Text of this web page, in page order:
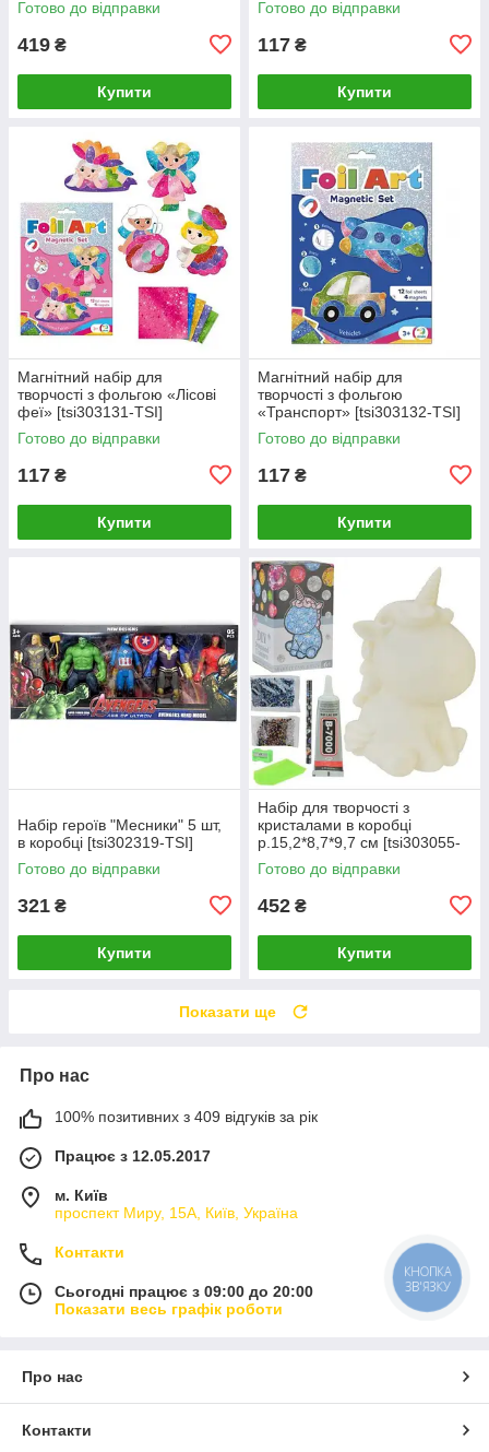
Готово до відправки
419 ₴
Купити
Готово до відправки
117 ₴
Купити
Магнітний набір для
творчості з фольгою «Лісові
феї» [tsi303131-TSI]
Готово до відправки
117 ₴
Купити
Магнітний набір для
творчості з фольгою
«Транспорт» [tsi303132-TSI]
Готово до відправки
117 ₴
Купити
Набір героїв "Месники" 5 шт,
в коробці [tsi302319-TSI]
Готово до відправки
321 ₴
Купити
Набір для творчості з
кристалами в коробці
р.15,2*8,7*9,7 см [tsi303055-
TSI]
Готово до відправки
452 ₴
Купити
Показати ще
Про нас
100% позитивних з 409 відгуків за рік
Працює з 12.05.2017
м. Київ
проспект Миру, 15А, Київ, Україна
Контакти
Сьогодні працює з 09:00 до 20:00
Показати весь графік роботи
Про нас
Контакти
КНОПКА
ЗВ'ЯЗКУ